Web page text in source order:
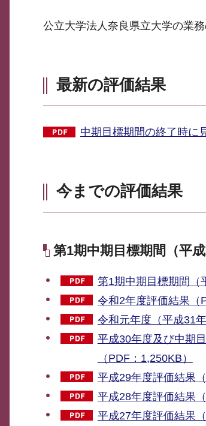
公立大学法人奈良県立大学の業
最新の評価結果
中期目標期間の終了時に
今までの評価結果
第1期中期目標期間（平
第1期中期目標期間（
令和2年度評価結果（
令和元年度（平成31
平成30年度及び中期
（PDF：1,250KB）
平成29年度評価結果
平成28年度評価結果
平成27年度評価結果